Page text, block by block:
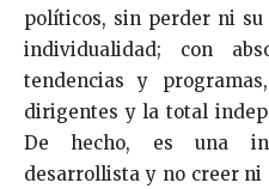
políticos, sin perder ni
individualidad; con
tendencias y
dirigentes y la total
De hecho, es una
desarrollista y no creer